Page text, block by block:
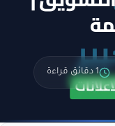
1 دقائق قراءة